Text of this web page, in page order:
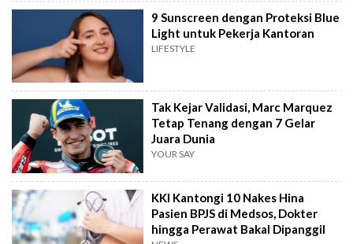
9 Sunscreen dengan Proteksi Blue
Light untuk Pekerja Kantoran
LIFESTYLE
Tak Kejar Validasi, Marc Marquez
Tetap Tenang dengan 7 Gelar
Juara Dunia
YOUR SAY
KKI Kantongi 10 Nakes Hina
Pasien BPJS di Medsos, Dokter
hingga Perawat Bakal Dipanggil